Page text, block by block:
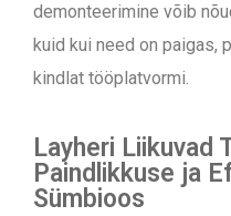
demonteerimine võib
kuid kui need on paigas,
kindlat tööplatvormi.
Layheri Liikuvad
Paindlikkuse ja
Sümbioos